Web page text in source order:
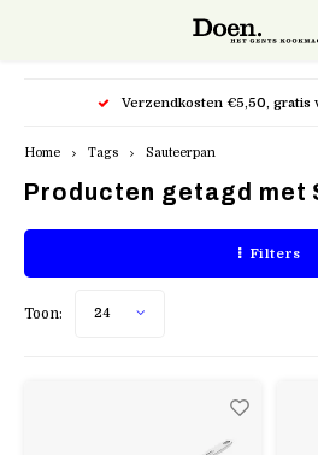
Hoofdmenu / potten & pannen
Bakpannen
Kookpotten
Hoofdmenu / snijgereedschap
Keukenmessen
Accessoires
Hoofdmenu / kappersscharen
Kasho XP
Kasho Design Master
Verzendkosten €5,50, gratis
Home Tags Sauteerpan
Producten getagd met
Filters
Toon: 24